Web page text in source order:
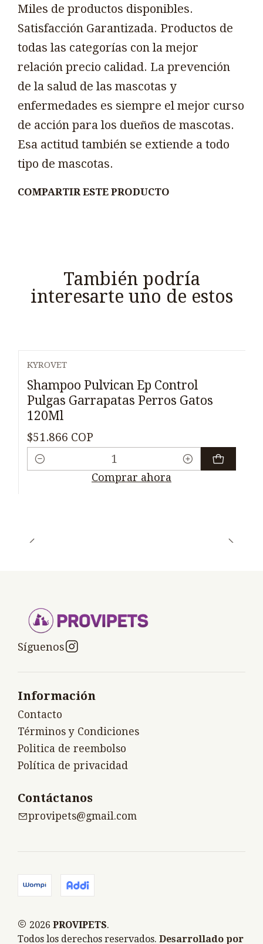
Miles de productos disponibles.
Satisfacción Garantizada. Productos de
todas las categorías con la mejor
relación precio calidad. La prevención
de la salud de las mascotas y
enfermedades es siempre el mejor curso
de acción para los dueños de mascotas.
Esa actitud también se extiende a todo
tipo de mascotas.
COMPARTIR ESTE PRODUCTO
También podría
interesarte uno de estos
KYROVET
Shampoo Pulvican Ep Control
Pulgas Garrapatas Perros Gatos
120Ml
$51.866 COP
Cantidad
Comprar ahora
Síguenos
Información
Contacto
Términos y Condiciones
Politica de reembolso
Política de privacidad
Contáctanos
provipets@gmail.com
2026 PROVIPETS.
Todos los derechos reservados. Desarrollado por